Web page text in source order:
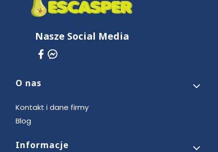
Nasze Social Media
Linki w stopce
O nas
Kontakt i dane firmy
Blog
Informacje